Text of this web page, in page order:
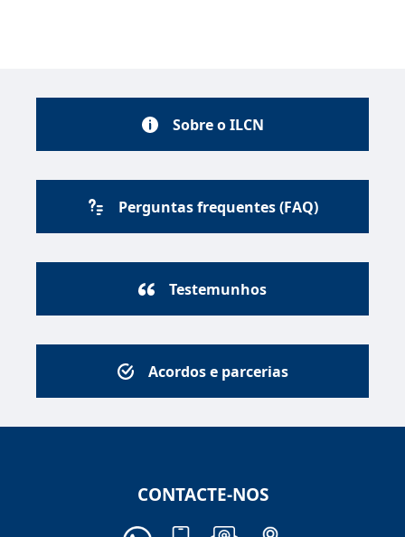
Sobre o ILCN
Perguntas frequentes (FAQ)
Testemunhos
Acordos e parcerias
CONTACTE-NOS